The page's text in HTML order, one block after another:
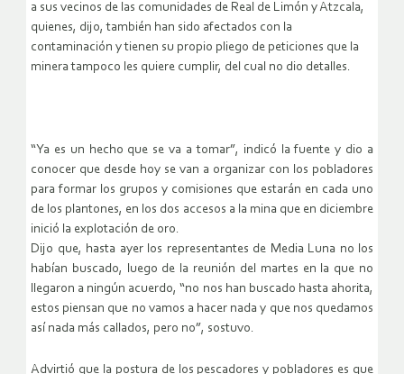
a sus vecinos de las comunidades de Real de Limón y Atzcala,
quienes, dijo, también han sido afectados con la
contaminación y tienen su propio pliego de peticiones que la
minera tampoco les quiere cumplir, del cual no dio detalles.
“Ya es un hecho que se va a tomar”, indicó la fuente y dio a
conocer que desde hoy se van a organizar con los pobladores
para formar los grupos y comisiones que estarán en cada uno
de los plantones, en los dos accesos a la mina que en diciembre
inició la explotación de oro.
Dijo que, hasta ayer los representantes de Media Luna no los
habían buscado, luego de la reunión del martes en la que no
llegaron a ningún acuerdo, “no nos han buscado hasta ahorita,
estos piensan que no vamos a hacer nada y que nos quedamos
así nada más callados, pero no”, sostuvo.
Advirtió que la postura de los pescadores y pobladores es que